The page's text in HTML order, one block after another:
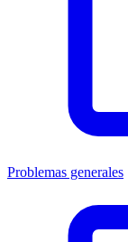
Problemas generales